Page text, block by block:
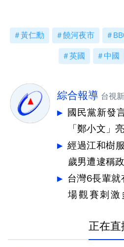
黃仁勳 饒河夜市
英國 中國
綜合報導 台視
國民黨新發
「鄭小文」
責
經過江和樹
歲男遭逮稱
快
台灣6長輩
場觀賽刺激
正在直